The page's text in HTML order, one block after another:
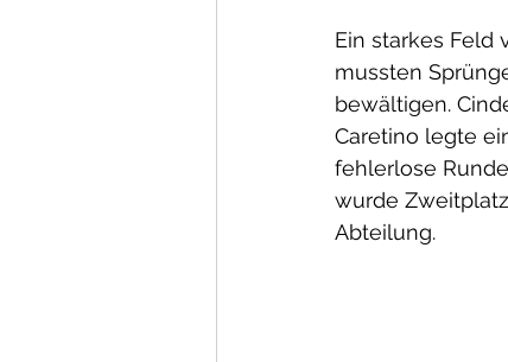
Ein starkes Feld
mussten
bewältigen.
Caretino legte
fehlerlose
wurde
Abteilung.